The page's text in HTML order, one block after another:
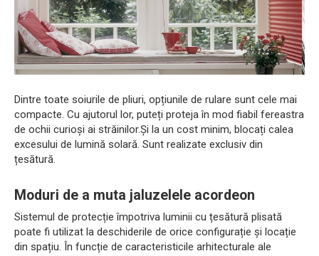
Dintre toate soiurile de pliuri, opțiunile de rulare sunt cele mai
compacte. Cu ajutorul lor, puteți proteja în mod fiabil fereastra
de ochii curioși ai străinilor.Și la un cost minim, blocați calea
excesului de lumină solară. Sunt realizate exclusiv din
țesătură.
Moduri de a muta jaluzelele acordeon
Sistemul de protecție împotriva luminii cu țesătură plisată
poate fi utilizat la deschiderile de orice configurație și locație
din spațiu. În funcție de caracteristicile arhitecturale ale